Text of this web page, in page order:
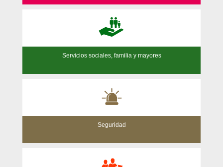
Servicios sociales, familia y mayores
Seguridad